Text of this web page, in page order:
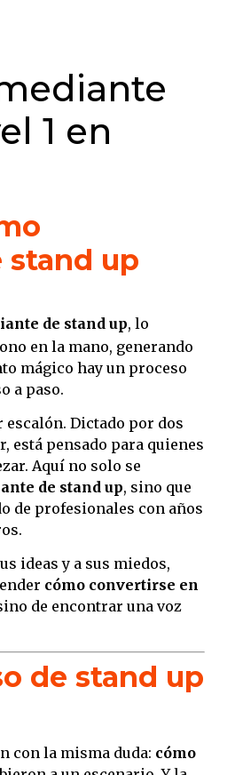
1 en
stand up
de stand up, lo
en la mano, generando
mágico hay un proceso
a paso.
escalón. Dictado por dos
está pensado para quienes
Aquí no solo se
de stand up, sino que
de profesionales con años
ideas y a sus miedos,
cómo convertirse en
de encontrar una voz
de stand up
con la misma duda: cómo